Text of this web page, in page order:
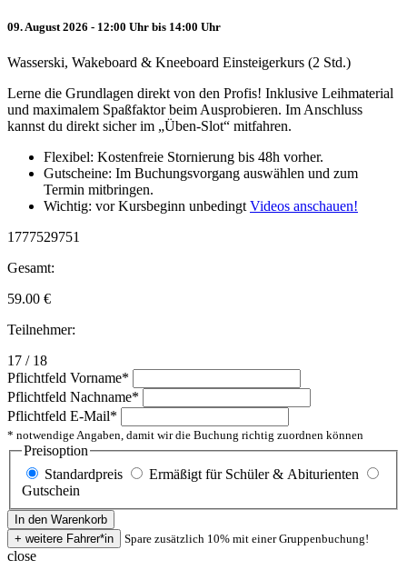
09. August 2026 - 12:00 Uhr bis 14:00 Uhr
Wasserski, Wakeboard & Kneeboard Einsteigerkurs (2 Std.)
Lerne die Grundlagen direkt von den Profis! Inklusive Leihmaterial
und maximalem Spaßfaktor beim Ausprobieren. Im Anschluss
kannst du direkt sicher im „Üben-Slot“ mitfahren.
Flexibel: Kostenfreie Stornierung bis 48h vorher.
Gutscheine: Im Buchungsvorgang auswählen und zum
Termin mitbringen.
Wichtig: vor Kursbeginn unbedingt Videos anschauen!
1777529751
Gesamt:
59.00 €
Teilnehmer:
17 / 18
Pflichtfeld Vorname*
Pflichtfeld Nachname*
Pflichtfeld E-Mail*
* notwendige Angaben, damit wir die Buchung richtig zuordnen können
Preisoption
Standardpreis
Ermäßigt für Schüler & Abiturienten
Gutschein
Spare zusätzlich 10% mit einer Gruppenbuchung!
close